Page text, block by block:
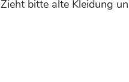
Zieht bitte alte Kleidung